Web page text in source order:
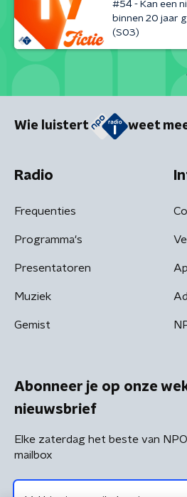
#54 - Kan een
binnen 20 jaar
(S03)
Wie luistert weet
Radio
Frequenties
Programma's
Presentatoren
Muziek
Gemist
Abonneer je op onze
nieuwsbrief
Elke zaterdag het beste van
mailbox